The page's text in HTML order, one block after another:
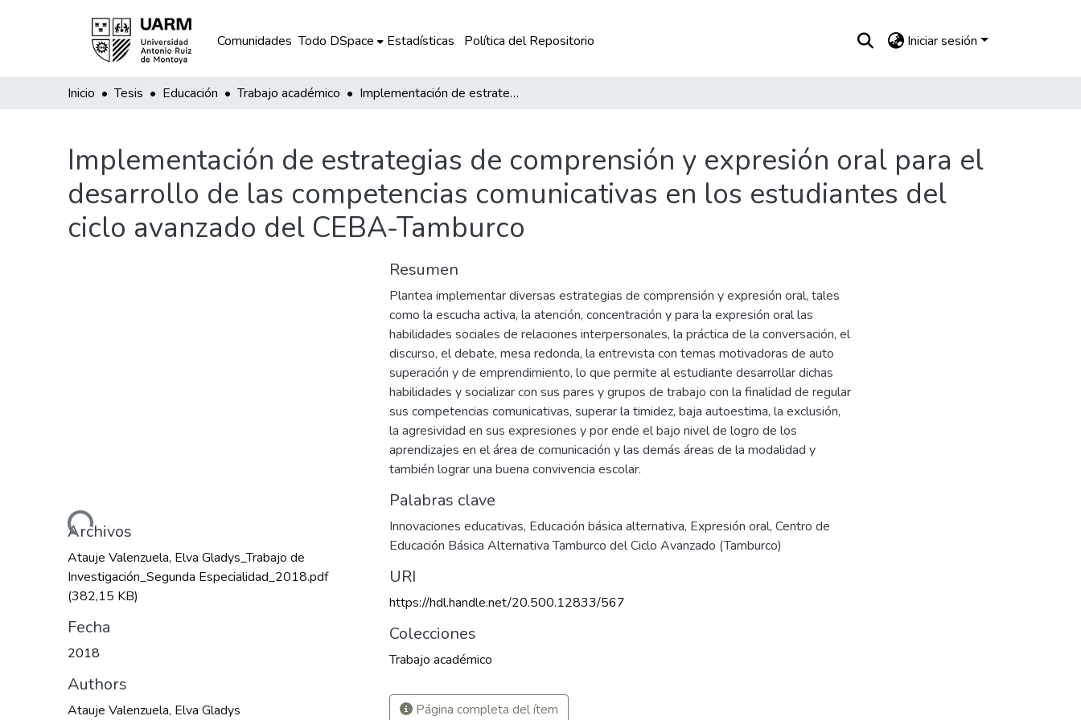
Comunidades Todo DSpace Estadísticas Política del Repositorio Iniciar sesión
Inicio Tesis Educación Trabajo académico Implementación de estrategias de comprensión y expresión oral para el desarrollo de las competencias comunicativas en los estudiantes del ciclo avanzado del CEBA-Tamburco
Implementación de estrategias de comprensión y expresión oral para el
desarrollo de las competencias comunicativas en los estudiantes del
ciclo avanzado del CEBA-Tamburco
Cargando...Archivos
Atauje Valenzuela, Elva Gladys_Trabajo de
Investigación_Segunda Especialidad_2018.pdf
(382,15 KB)
Fecha
2018
Authors
Atauje Valenzuela, Elva Gladys
Resumen
Plantea implementar diversas estrategias de comprensión y expresión oral, tales
como la escucha activa, la atención, concentración y para la expresión oral las
habilidades sociales de relaciones interpersonales, la práctica de la conversación, el
discurso, el debate, mesa redonda, la entrevista con temas motivadoras de auto
superación y de emprendimiento, lo que permite al estudiante desarrollar dichas
habilidades y socializar con sus pares y grupos de trabajo con la finalidad de regular
sus competencias comunicativas, superar la timidez, baja autoestima, la exclusión,
la agresividad en sus expresiones y por ende el bajo nivel de logro de los
aprendizajes en el área de comunicación y las demás áreas de la modalidad y
también lograr una buena convivencia escolar.
Palabras clave
Innovaciones educativas, Educación básica alternativa, Expresión oral, Centro de
Educación Básica Alternativa Tamburco del Ciclo Avanzado (Tamburco)
URI
https://hdl.handle.net/20.500.12833/567
Colecciones
Trabajo académico
Página completa del ítem